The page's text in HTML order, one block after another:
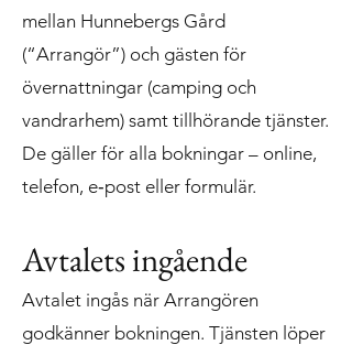
mellan Hunnebergs Gård
(“Arrangör”) och gästen för
övernattningar (camping och
vandrarhem) samt tillhörande tjänster.
De gäller för alla bokningar – online,
telefon, e‑post eller formulär.
Avtalets ingående
Avtalet ingås när Arrangören
godkänner bokningen. Tjänsten löper